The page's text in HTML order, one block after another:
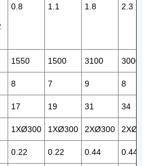
0.8 1.1 1.8 2.3
1550 1500 3100 3000
8 7 9 8
17 19 31 34
1XØ300 1XØ300 2XØ300 2XØ300
0.22 0.22 0.44 0.44